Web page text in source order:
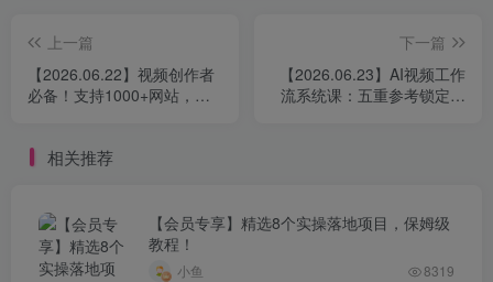
上一篇
【2026.06.22】视频创作者
必备！支持1000+网站，
下一篇
【2026.06.23】AI视频工作
流系统课：五重参考锁定视
相关推荐
【会员专享】精选8个实操落地项目，保姆级
教程！
小鱼 8319